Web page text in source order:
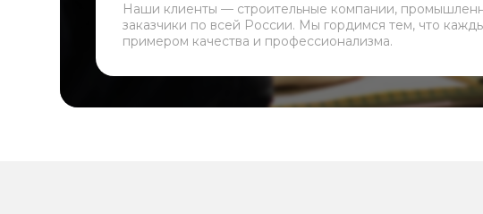
Наши клиенты — строительные компании,
заказчики по всей России. Мы гордимся тем, что
примером качества и профессионализма.